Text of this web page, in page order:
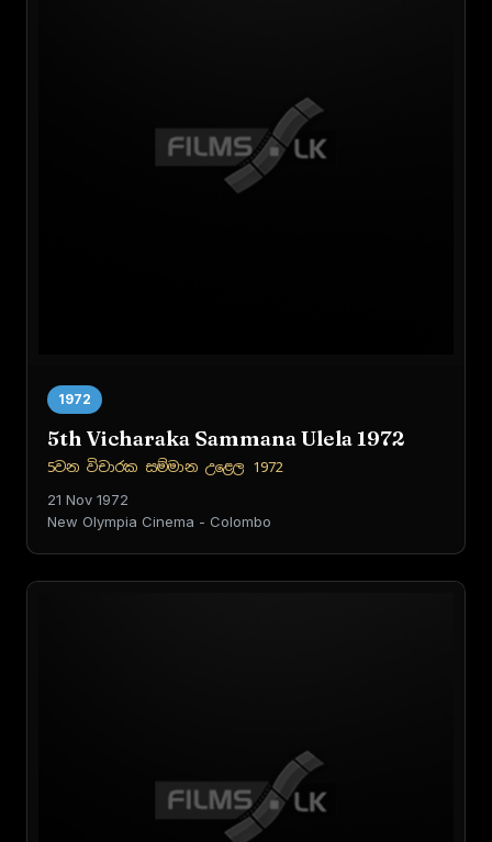
1972
5th Vicharaka Sammana Ulela 1972
5වන විචාරක සම්මාන උළෙල 1972
21 Nov 1972
New Olympia Cinema - Colombo